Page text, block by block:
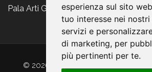
esperienza sul sito web
tuo interesse nei
servizi e
di marketing, per
più pertinenti per te.
Pala Arti Grafiche Reggiani
© 2026 Arti Grafiche Reggiani srl.